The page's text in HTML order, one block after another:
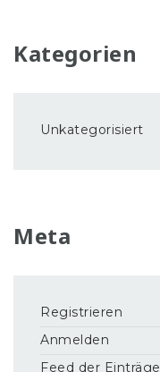
Kategorien
Unkategorisiert
Meta
Registrieren
Anmelden
Feed der Einträge